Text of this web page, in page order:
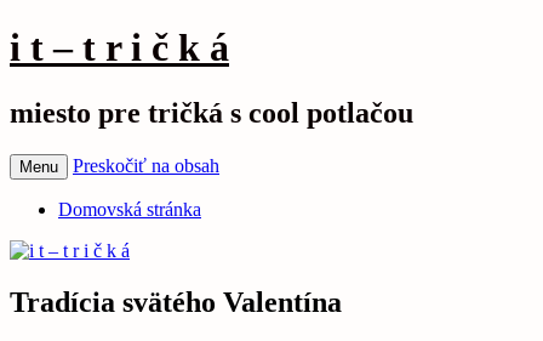
i t – t r i č k á
miesto pre tričká s cool potlačou
Menu Preskočiť na obsah
Domovská stránka
Tradícia svätého Valentína